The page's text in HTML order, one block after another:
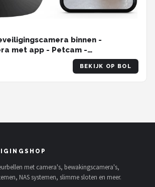
binnen -
met app - Petcam -
- Met WiFi APP - 2K 3MP Ultra HD
en geluidsdetectie - Indoor
BEKIJK OP BOL
met camera's, bewakingscamera's,
NAS systemen, slimme sloten en meer.